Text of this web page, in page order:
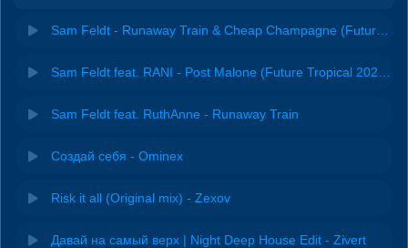
Sam Feldt feat. RuthAnne - Runaway Train
Создай себя - Ominex
Risk it all (Original mix) - Zexov
Давай на самый верх | Night Deep House Edit - Zivert